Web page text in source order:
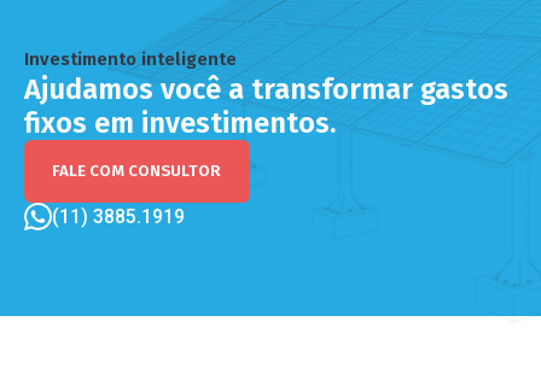
Investimento inteligente
Ajudamos você a transformar gastos
fixos em investimentos.
FALE COM CONSULTOR
(11) 3885.1919